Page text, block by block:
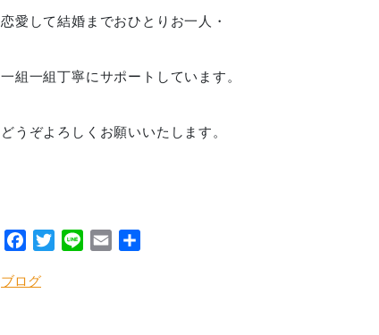
恋愛して結婚までおひとりお一人・
一組一組丁寧にサポートしています。
どうぞよろしくお願いいたします。
Facebook
TwitterLine Email
ブログ